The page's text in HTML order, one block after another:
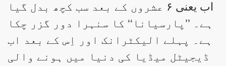
اب یعنی ۶ عشروں کے بعد سب کچھ بدل گیا
ہے۔ ’’پارسیانا‘‘ کا سنہرا دور گزر چکا
ہے۔ پہلے الیکٹرانک اور اِس کے بعد اب
ڈیجیٹل میڈیا کی دنیا میں ہونے والی